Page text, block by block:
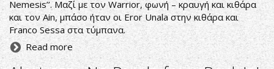
Nemesis’’. Μαζί με τον Warrior, φωνή – κραυγή και κιθάρα
και τον Ain, μπάσο ήταν οι Eror Unala στην κιθάρα και
Franco Sessa στα τύμπανα.
Read more